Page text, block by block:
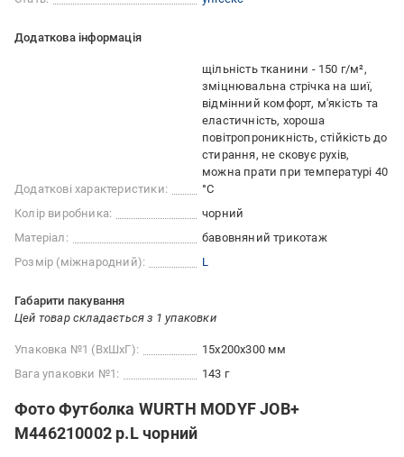
Додаткова інформація
Додаткові характеристики:
щільність тканини - 150 г/м²,
зміцнювальна стрічка на шиї,
відмінний комфорт, м'якість та
еластичність, хороша
повітропроникність, стійкість до
стирання, не сковує рухів,
можна прати при температурі 40
°C
Колір виробника:
чорний
Матеріал:
бавовняний трикотаж
Розмір (міжнародний):
L
Габарити пакування
Цей товар складається з 1 упаковки
Упаковка №1 (ВхШхГ):
15x200x300 мм
Вага упаковки №1:
143 г
Фото Футболка WURTH MODYF JOB+
M446210002 р.L чорний